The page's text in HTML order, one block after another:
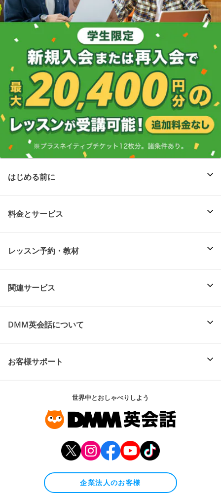
はじめる前に
料金とサービス
レッスン予約・教材
関連サービス
DMM英会話について
お客様サポート
世界中とおしゃべりしよう
企業法人のお客様